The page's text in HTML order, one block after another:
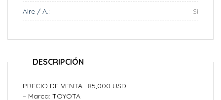
Aire / A.: Si
DESCRIPCIÓN
PRECIO DE VENTA : 85,000 USD
– Marca: TOYOTA